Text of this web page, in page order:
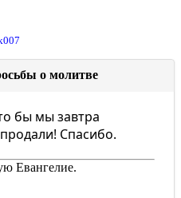
о молитве
бы мы завтра
Спасибо.
Евангелие.